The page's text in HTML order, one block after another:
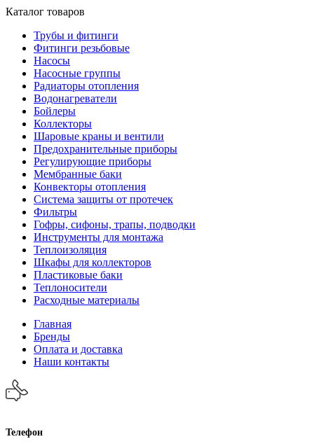
Каталог товаров
Трубы и фитинги
Фитинги резьбовые
Насосы
Насосные группы
Радиаторы отопления
Водонагреватели
Бойлеры
Коллекторы
Шаровые краны и вентили
Предохранительные приборы
Регулирующие приборы
Мембранные баки
Конвекторы отопления
Система защиты от протечек
Фильтры
Гофры, сифоны, трапы, подводки
Инструменты для монтажа
Теплоизоляция
Шкафы для коллекторов
Пластиковые баки
Теплоносители
Расходные материалы
Главная
Бренды
Оплата и доставка
Наши контакты
Телефон